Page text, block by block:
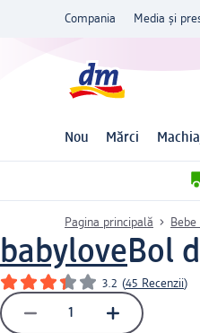
Compania Media și
Nou Mărci
Pagina principală Bebe
babyloveBol
3.2 (45 Recenzii)